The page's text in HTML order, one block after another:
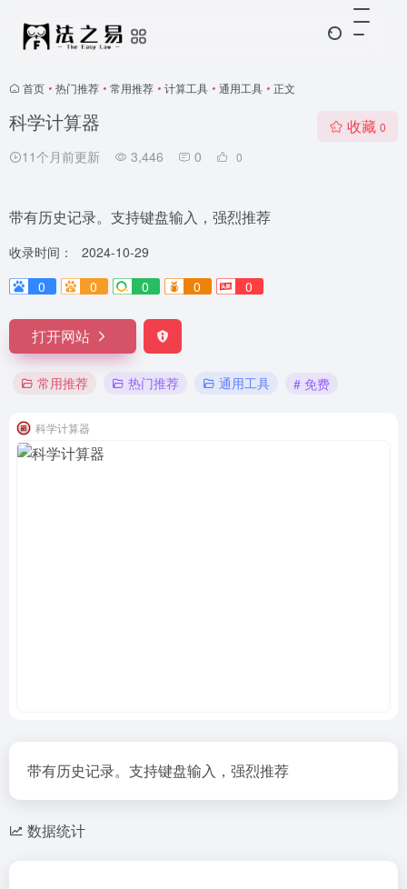
首页 • 热门推荐 • 常用推荐 • 计算工具 • 通用工具 • 正文
科学计算器
11个月前更新 3,446 0 0
收藏 0
带有历史记录。支持键盘输入，强烈推荐
收录时间：
2024-10-29
0
0 0 0 0
打开网站
常用推荐 热门推荐 通用工具 # 免费
科学计算器
带有历史记录。支持键盘输入，强烈推荐
数据统计